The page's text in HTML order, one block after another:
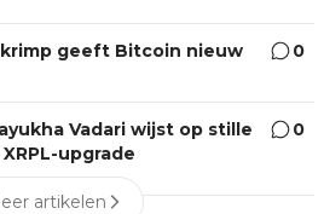
geeft Bitcoin nieuw
0
Vadari wijst op stille
upgrade
0
artikelen